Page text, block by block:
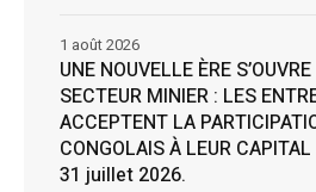
UNE NOUVELLE ÈRE
SECTEUR MINIER : LES
ACCEPTENT LA
CONGOLAIS À LEUR
31 juillet 2026.
1 août 2026